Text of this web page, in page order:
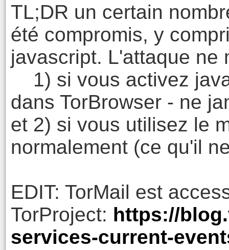
TL;DR un certain
été compromis, y
javascript. L'attaque ne
1) si vous activez
dans TorBrowser - ne
et 2) si vous utilisez le
normalement (ce qu'il
EDIT: TorMail est
TorProject: https://
services-current-